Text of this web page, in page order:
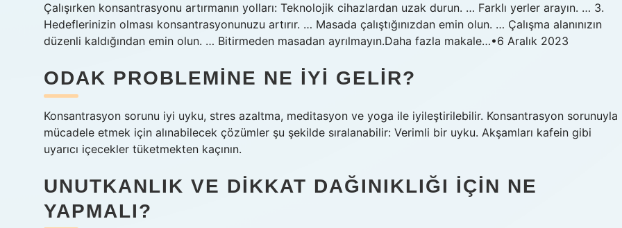
Çalışırken konsantrasyonu artırmanın yolları: Teknolojik cihazlardan uzak durun. … Farklı yerler arayın. … 3.
Hedeflerinizin olması konsantrasyonunuzu artırır. … Masada çalıştığınızdan emin olun. … Çalışma alanınızın
düzenli kaldığından emin olun. … Bitirmeden masadan ayrılmayın.Daha fazla makale…•6 Aralık 2023
ODAK PROBLEMINE NE IYI GELIR?
Konsantrasyon sorunu iyi uyku, stres azaltma, meditasyon ve yoga ile iyileştirilebilir. Konsantrasyon sorunuyla
mücadele etmek için alınabilecek çözümler şu şekilde sıralanabilir: Verimli bir uyku. Akşamları kafein gibi
uyarıcı içecekler tüketmekten kaçının.
UNUTKANLIK VE DIKKAT DAĞINIKLIĞI IÇIN NE
YAPMALI?